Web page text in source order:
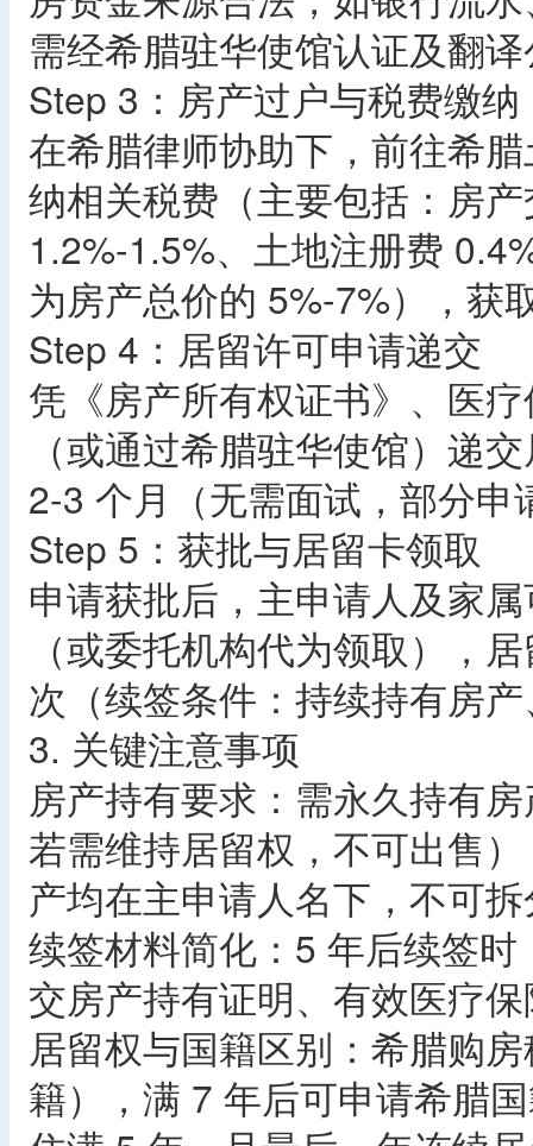
需经希腊驻华使馆认证及翻
Step 3：房产过户与税费缴纳​
在希腊律师协助下，前往希
纳相关税费（主要包括：房
1.2%-1.5%、土地注册费
为房产总价的 5%-7%），获
Step 4：居留许可申请递交​
凭《房产所有权证书》、医
（或通过希腊驻华使馆）递
2-3 个月（无需面试，部分
Step 5：获批与居留卡领取​
申请获批后，主申请人及家
（或委托机构代为领取），
次（续签条件：持续持有房
3. 关键注意事项​
房产持有要求：需永久持有
若需维持居留权，不可出售
产均在主申请人名下，不可
续签材料简化：5 年后续签
交房产持有证明、有效医疗
居留权与国籍区别：希腊购
籍），满 7 年后可申请希腊